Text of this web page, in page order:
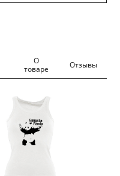
О
товаре
Отзывы